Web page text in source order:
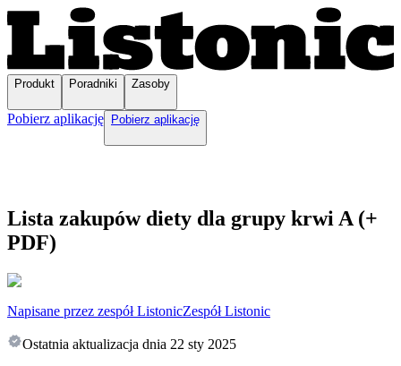
Produkt Poradniki Zasoby
Pobierz aplikację Pobierz aplikację
Lista zakupów diety dla grupy krwi A (+
PDF)
Napisane przez zespół ListonicZespół Listonic
Ostatnia aktualizacja dnia 22 sty 2025